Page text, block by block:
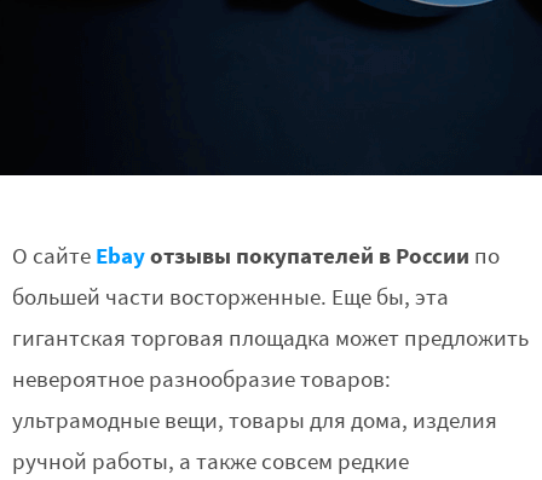
О сайте Ebayотзывы покупателей в России по
большей части восторженные. Еще бы, эта
гигантская торговая площадка может предложить
невероятное разнообразие товаров:
ультрамодные вещи, товары для дома, изделия
ручной работы, а также совсем редкие